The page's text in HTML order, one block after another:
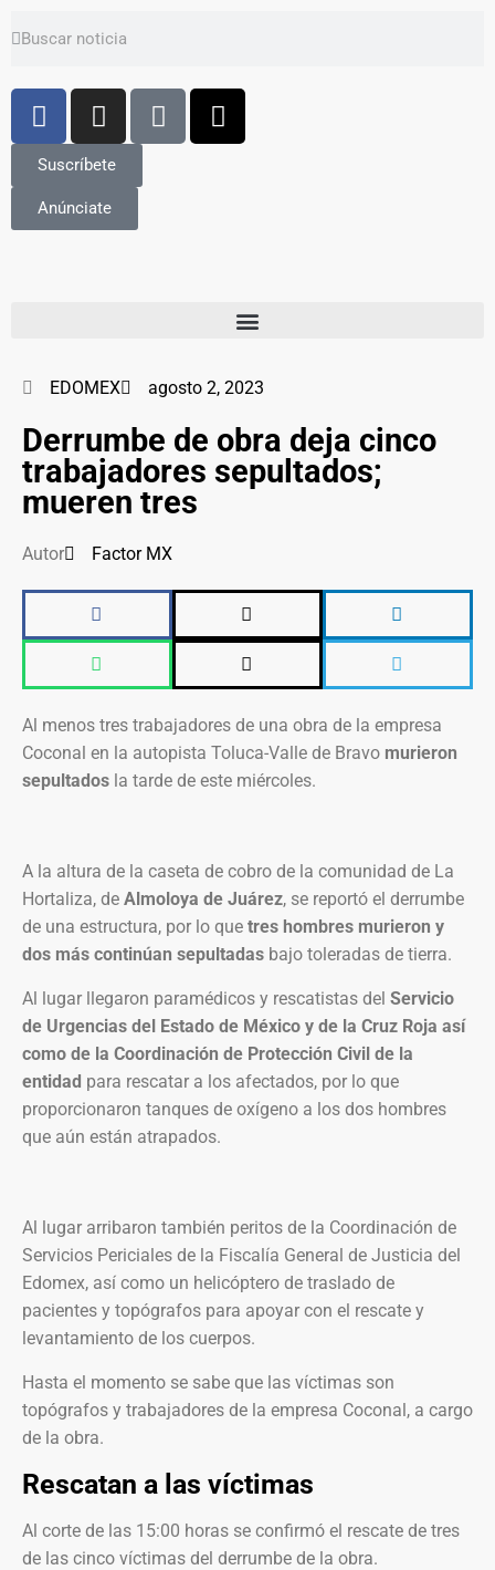
Suscríbete
Anúnciate
EDOMEX agosto 2, 2023
Derrumbe de obra deja cinco
trabajadores sepultados;
mueren tres
Autor Factor MX
Al menos tres trabajadores de una obra de la empresa
Coconal en la autopista Toluca-Valle de Bravo murieron
sepultados la tarde de este miércoles.
A la altura de la caseta de cobro de la comunidad de La
Hortaliza, de Almoloya de Juárez, se reportó el derrumbe
de una estructura, por lo que tres hombres murieron y
dos más continúan sepultadas bajo toleradas de tierra.
Al lugar llegaron paramédicos y rescatistas del Servicio
de Urgencias del Estado de México y de la Cruz Roja así
como de la Coordinación de Protección Civil de la
entidad para rescatar a los afectados, por lo que
proporcionaron tanques de oxígeno a los dos hombres
que aún están atrapados.
Al lugar arribaron también peritos de la Coordinación de
Servicios Periciales de la Fiscalía General de Justicia del
Edomex, así como un helicóptero de traslado de
pacientes y topógrafos para apoyar con el rescate y
levantamiento de los cuerpos.
Hasta el momento se sabe que las víctimas son
topógrafos y trabajadores de la empresa Coconal, a cargo
de la obra.
Rescatan a las víctimas
Al corte de las 15:00 horas se confirmó el rescate de tres
de las cinco víctimas del derrumbe de la obra.